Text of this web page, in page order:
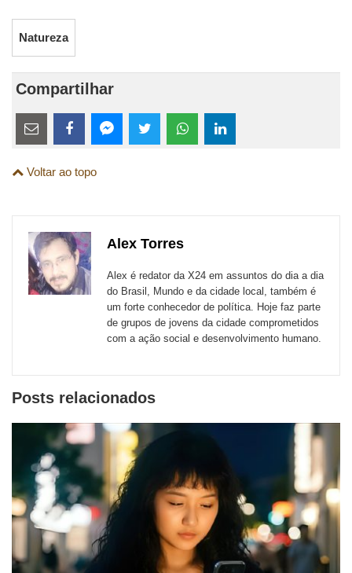
Natureza
Compartilhar
Estes
links
são
sites
externos
esta
Email
esta
FacebookMessenger
TwitterWhatsApp
Voltar ao topo
Alex Torres
Alex é redator da X24 em assuntos do dia a dia
do Brasil, Mundo e da cidade local, também é
um forte conhecedor de política. Hoje faz parte
de grupos de jovens da cidade comprometidos
com a ação social e desenvolvimento humano.
Posts relacionados